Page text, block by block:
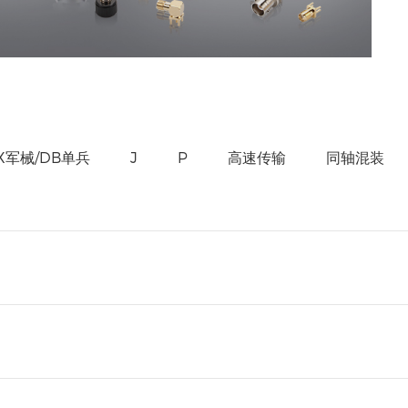
军械/DB单兵 J P 高速传输 同轴混装